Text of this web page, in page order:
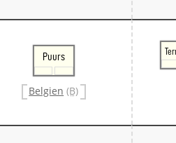
Puurs
Belgien (B)